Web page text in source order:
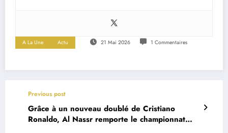
A La Une Actu 21 Mai 2026 1 Commentaires
Previous post
Grâce à un nouveau doublé de Cristiano
Ronaldo, Al Nassr remporte le championnat